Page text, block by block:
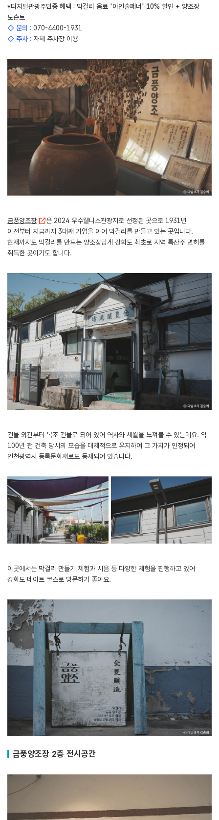
*디지털관광주민증 혜택 : 막걸리 음료 '아인술페너' 10% 할인 + 양조장
도슨트
◇ 문의 : 070-4400-1931
◇ 주차 : 자체 주차장 이용
금풍양조장
은 2024 우수웰니스관광지로 선정된 곳으로 1931년
이전부터 지금까지 3대째 가업을 이어 막걸리를 만들고 있는 곳입니다.
현재까지도 막걸리를 만드는 양조장답게 강화도 최초로 지역 특산주 면허를
취득한 곳이기도 합니다.
건물 외관부터 목조 건물로 되어 있어 역사와 세월을 느껴볼 수 있는데요. 약
100년 전 건축 당시의 모습을 대체적으로 유지하여 그 가치가 인정되어
인천광역시 등록문화재로도 등재되어 있습니다.
이곳에서는 막걸리 만들기 체험과 시음 등 다양한 체험을 진행하고 있어
강화도 데이트 코스로 방문하기 좋아요.
금풍양조장 2층 전시공간